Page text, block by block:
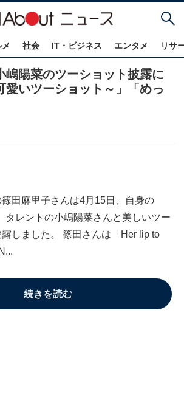
社会 IT・ビジネス エンタメ リサ
嶋陽菜のツーショット披露に
愛いツーショット～」「めっ
田麻里子さんは4月15日、自身の
タレントの小嶋陽菜さんと美しいツー
しました。 篠田さんは「Her lip to
続きを読む